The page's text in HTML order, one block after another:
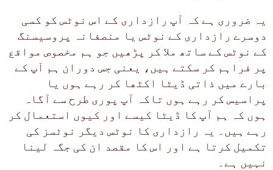
یہ ضروری ہے کہ آپ رازداری کے اس نوٹس کو کسی
دوسرے رازداری کے نوٹس یا منصفانہ پروسیسنگ
کے نوٹس کے ساتھ ملا کر پڑھیں جو ہم مخصوص مواقع
پر فراہم کر سکتے ہیں، یعنی جس دوران ہم آپ کے
بارے میں ذاتی ڈیٹا اکٹھا کر رہے ہوں یا
پراسیس کر رہے ہوں تاکہ آپ پوری طرح سے آگاہ
ہوں کہ ہم آپ کا ڈیٹا کیسے اور کیوں استعمال کر
رہے ہیں۔ یہ رازداری کا نوٹس دیگر نوٹسز کی
تکمیل کرتا ہے اور اس کا مقصد ان کی جگہ لینا
نہیں ہے۔